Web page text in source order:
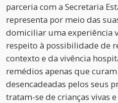
parceria com a Secretaria
representa por meio das
domiciliar uma experiência
respeito à possibilidade de
contexto e da vivência
remédios apenas que
desencadeadas pelos seus
tratam-se de crianças vivas